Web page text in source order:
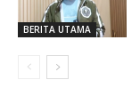
BERITA UTAMA